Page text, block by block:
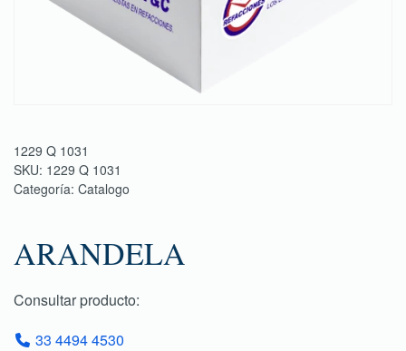
1229 Q 1031
SKU: 1229 Q 1031
Categoría: Catalogo
ARANDELA
Consultar producto:
33 4494 4530